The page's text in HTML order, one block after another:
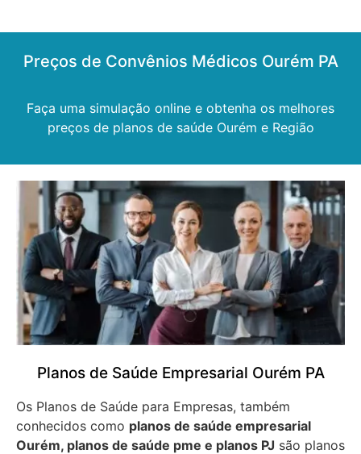
Preços de Convênios Médicos Ourém PA
Faça uma simulação online e obtenha os melhores
preços de planos de saúde Ourém e Região
Planos de Saúde Empresarial Ourém PA
Os Planos de Saúde para Empresas, também
conhecidos como planos de saúde empresarial
Ourém, planos de saúde pme e planos PJ são planos